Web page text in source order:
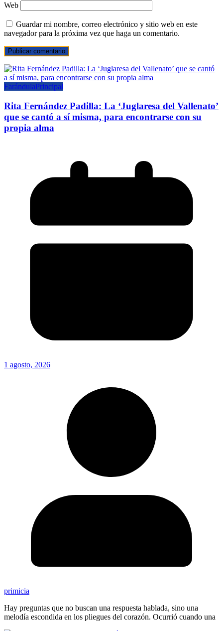
Web
Guardar mi nombre, correo electrónico y sitio web en este
navegador para la próxima vez que haga un comentario.
FarándulaPrincipal
Rita Fernández Padilla: La ‘Juglaresa del Vallenato’
que se cantó a sí misma, para encontrarse con su
propia alma
1 agosto, 2026
primicia
Hay preguntas que no buscan una respuesta hablada, sino una
melodía escondida en los pliegues del corazón. Ocurrió cuando una